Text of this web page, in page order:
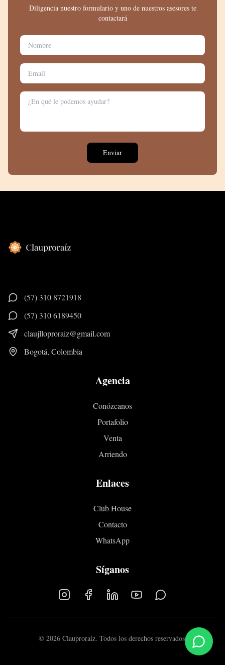
Diligencia nuestro formulario y uno de nuestros asesores te
contactará
Enviar
(57) 310 8721918
(57) 310 6189450
claujlloproraiz@gmail.com
Bogotá, Colombia
Agencia
Conózcanos
Portafolio
Venta
Arriendo
Enlaces
Club House
Contacto
WhatsApp
Síganos
© 2026Clauproraiz. Todos los derechos reservados.